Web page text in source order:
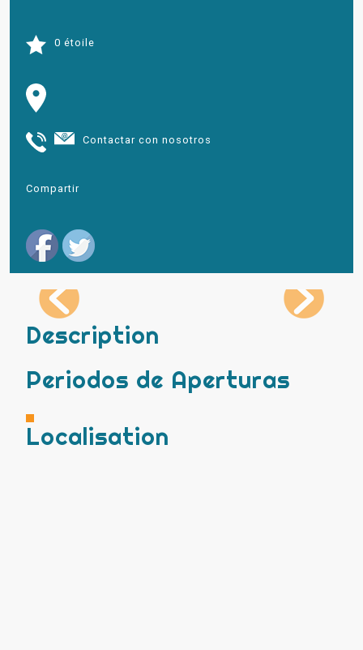
0 étoile
Contactar con nosotros
Compartir
Description
Periodos de Aperturas
Localisation